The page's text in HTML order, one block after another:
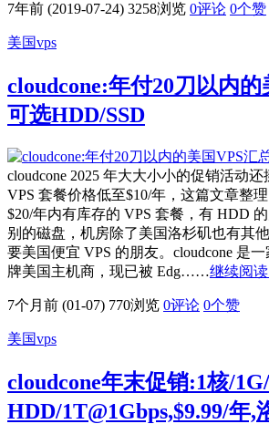
7年前 (2019-07-24) 3258浏览 0评论 0个赞
美国vps
cloudcone:年付20刀以内的
可选HDD/SSD
cloudcone 2025 年大大小小的促销活动
VPS 套餐价格低至$10/年，这篇文章整
$20/年内有库存的 VPS 套餐，有 HDD
别的磁盘，机房除了美国洛杉矶也有其
要美国便宜 VPS 的朋友。cloudcone 是
牌美国主机商，现已被 Edg……继续阅读
7个月前 (01-07) 770浏览 0评论 0个赞
美国vps
cloudcone年末促销:1核/
HDD/1T@1Gbps,$9.99/年,